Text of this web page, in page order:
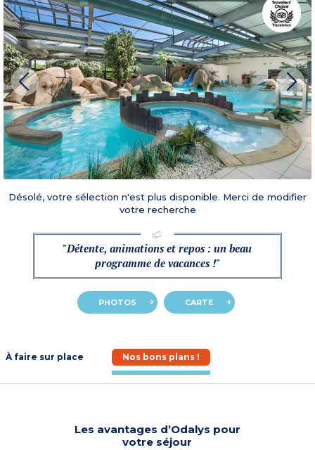
Désolé, votre sélection n'est plus disponible. Merci de modifier
votre recherche
"Détente, animations et repos : un beau
programme de vacances !"
PHOTOS CARTE
À faire sur place Nos bons plans !
Les avantages d’Odalys pour
votre séjour